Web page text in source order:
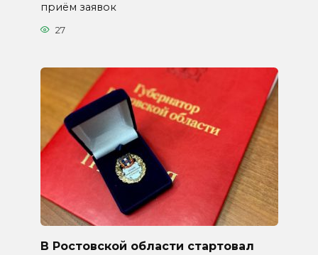
приём заявок
27
В Ростовской области стартовал